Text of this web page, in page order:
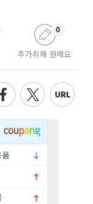
추가취재 원해요
0